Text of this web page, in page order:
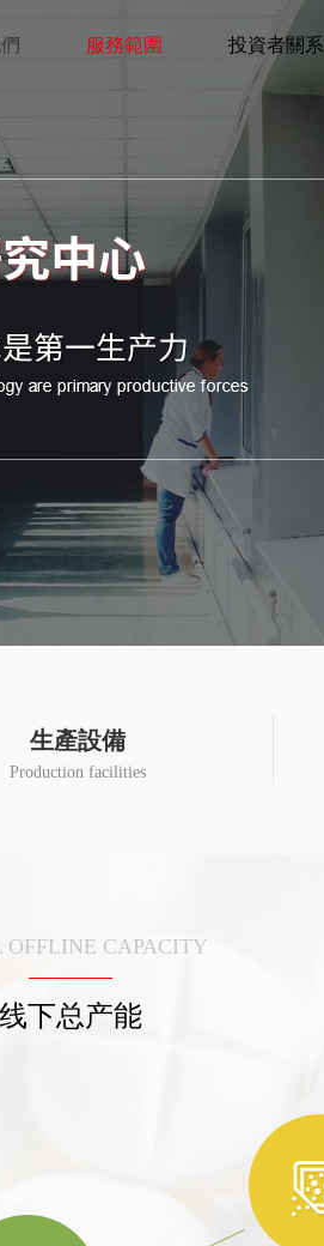
服務範圍 投資者關系
生產設備
Production facilities
OFFLINE CAPACITY
线下总产能